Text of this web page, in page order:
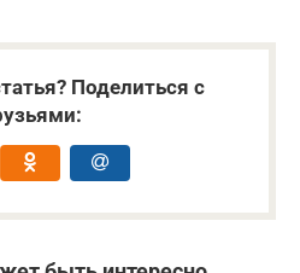
Поделиться с